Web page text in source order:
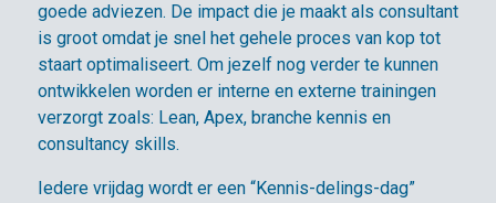
goede adviezen. De impact die je maakt als consultant
is groot omdat je snel het gehele proces van kop tot
staart optimaliseert. Om jezelf nog verder te kunnen
ontwikkelen worden er interne en externe trainingen
verzorgt zoals: Lean, Apex, branche kennis en
consultancy skills.
Iedere vrijdag wordt er een “Kennis-delings-dag”